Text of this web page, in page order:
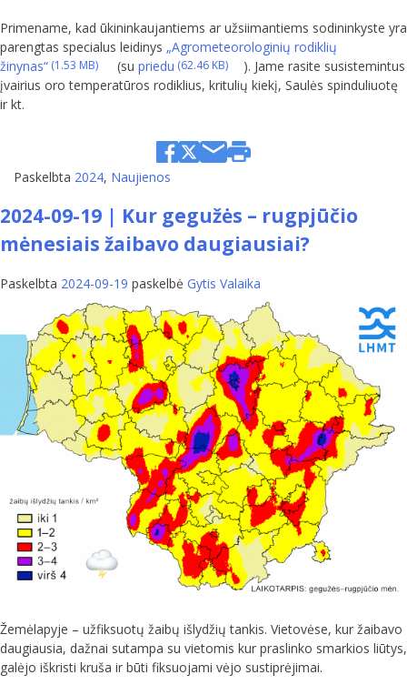
Primename, kad ūkininkaujantiems ar užsiimantiems sodininkyste yra
parengtas specialus leidinys „Agrometeorologinių rodiklių
žinynas“
(su priedu
). Jame rasite susistemintus
įvairius oro temperatūros rodiklius, kritulių kiekį, Saulės spinduliuotę
ir kt.
Paskelbta 2024, Naujienos
2024-09-19 | Kur gegužės – rugpjūčio
mėnesiais žaibavo daugiausiai?
Paskelbta 2024-09-19 paskelbė Gytis Valaika
Žemėlapyje – užfiksuotų žaibų išlydžių tankis. Vietovėse, kur žaibavo
daugiausia, dažnai sutampa su vietomis kur praslinko smarkios liūtys,
galėjo iškristi kruša ir būti fiksuojami vėjo sustiprėjimai.